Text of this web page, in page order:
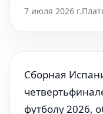
7 июля 2026 г.
Сборная
футболу 2026,